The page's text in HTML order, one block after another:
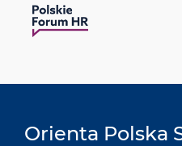
Orienta Polska